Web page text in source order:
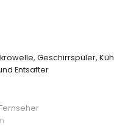
Geschirrspüler,
Entsafter